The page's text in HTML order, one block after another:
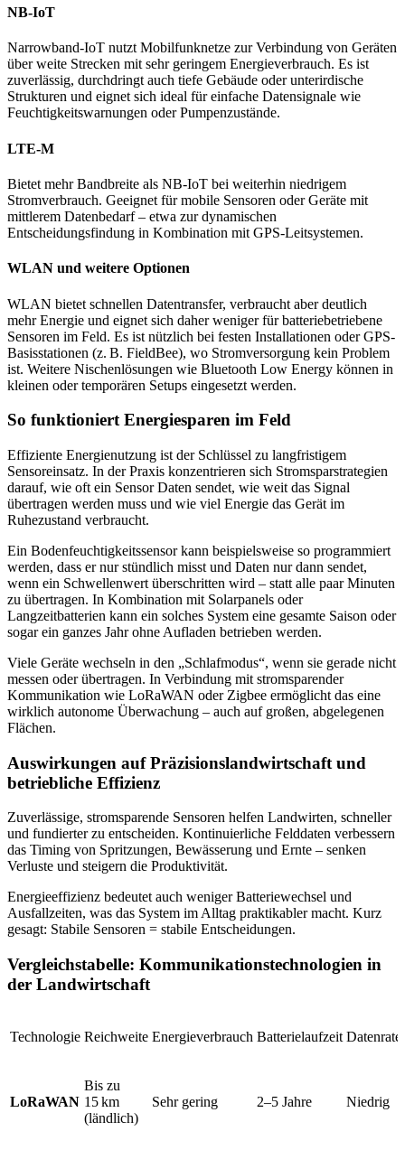
NB-IoT
Narrowband-IoT nutzt Mobilfunknetze zur Verbindung von Geräten
über weite Strecken mit sehr geringem Energieverbrauch. Es ist
zuverlässig, durchdringt auch tiefe Gebäude oder unterirdische
Strukturen und eignet sich ideal für einfache Datensignale wie
Feuchtigkeitswarnungen oder Pumpenzustände.
LTE-M
Bietet mehr Bandbreite als NB-IoT bei weiterhin niedrigem
Stromverbrauch. Geeignet für mobile Sensoren oder Geräte mit
mittlerem Datenbedarf – etwa zur dynamischen
Entscheidungsfindung in Kombination mit GPS-Leitsystemen.
WLAN und weitere Optionen
WLAN bietet schnellen Datentransfer, verbraucht aber deutlich
mehr Energie und eignet sich daher weniger für batteriebetriebene
Sensoren im Feld. Es ist nützlich bei festen Installationen oder GPS-
Basisstationen (z. B. FieldBee), wo Stromversorgung kein Problem
ist. Weitere Nischenlösungen wie Bluetooth Low Energy können in
kleinen oder temporären Setups eingesetzt werden.
So funktioniert Energiesparen im Feld
Effiziente Energienutzung ist der Schlüssel zu langfristigem
Sensoreinsatz. In der Praxis konzentrieren sich Stromsparstrategien
darauf, wie oft ein Sensor Daten sendet, wie weit das Signal
übertragen werden muss und wie viel Energie das Gerät im
Ruhezustand verbraucht.
Ein Bodenfeuchtigkeitssensor kann beispielsweise so programmiert
werden, dass er nur stündlich misst und Daten nur dann sendet,
wenn ein Schwellenwert überschritten wird – statt alle paar Minuten
zu übertragen. In Kombination mit Solarpanels oder
Langzeitbatterien kann ein solches System eine gesamte Saison oder
sogar ein ganzes Jahr ohne Aufladen betrieben werden.
Viele Geräte wechseln in den „Schlafmodus“, wenn sie gerade nicht
messen oder übertragen. In Verbindung mit stromsparender
Kommunikation wie LoRaWAN oder Zigbee ermöglicht das eine
wirklich autonome Überwachung – auch auf großen, abgelegenen
Flächen.
Auswirkungen auf Präzisionslandwirtschaft und
betriebliche Effizienz
Zuverlässige, stromsparende Sensoren helfen Landwirten, schneller
und fundierter zu entscheiden. Kontinuierliche Felddaten verbessern
das Timing von Spritzungen, Bewässerung und Ernte – senken
Verluste und steigern die Produktivität.
Energieeffizienz bedeutet auch weniger Batteriewechsel und
Ausfallzeiten, was das System im Alltag praktikabler macht. Kurz
gesagt: Stabile Sensoren = stabile Entscheidungen.
Vergleichstabelle: Kommunikationstechnologien in
der Landwirtschaft
Technologie Reichweite Energieverbrauch Batterielaufzeit Datenrate
LoRaWAN
Bis zu
15 km
(ländlich)
Sehr gering 2–5 Jahre Niedrig